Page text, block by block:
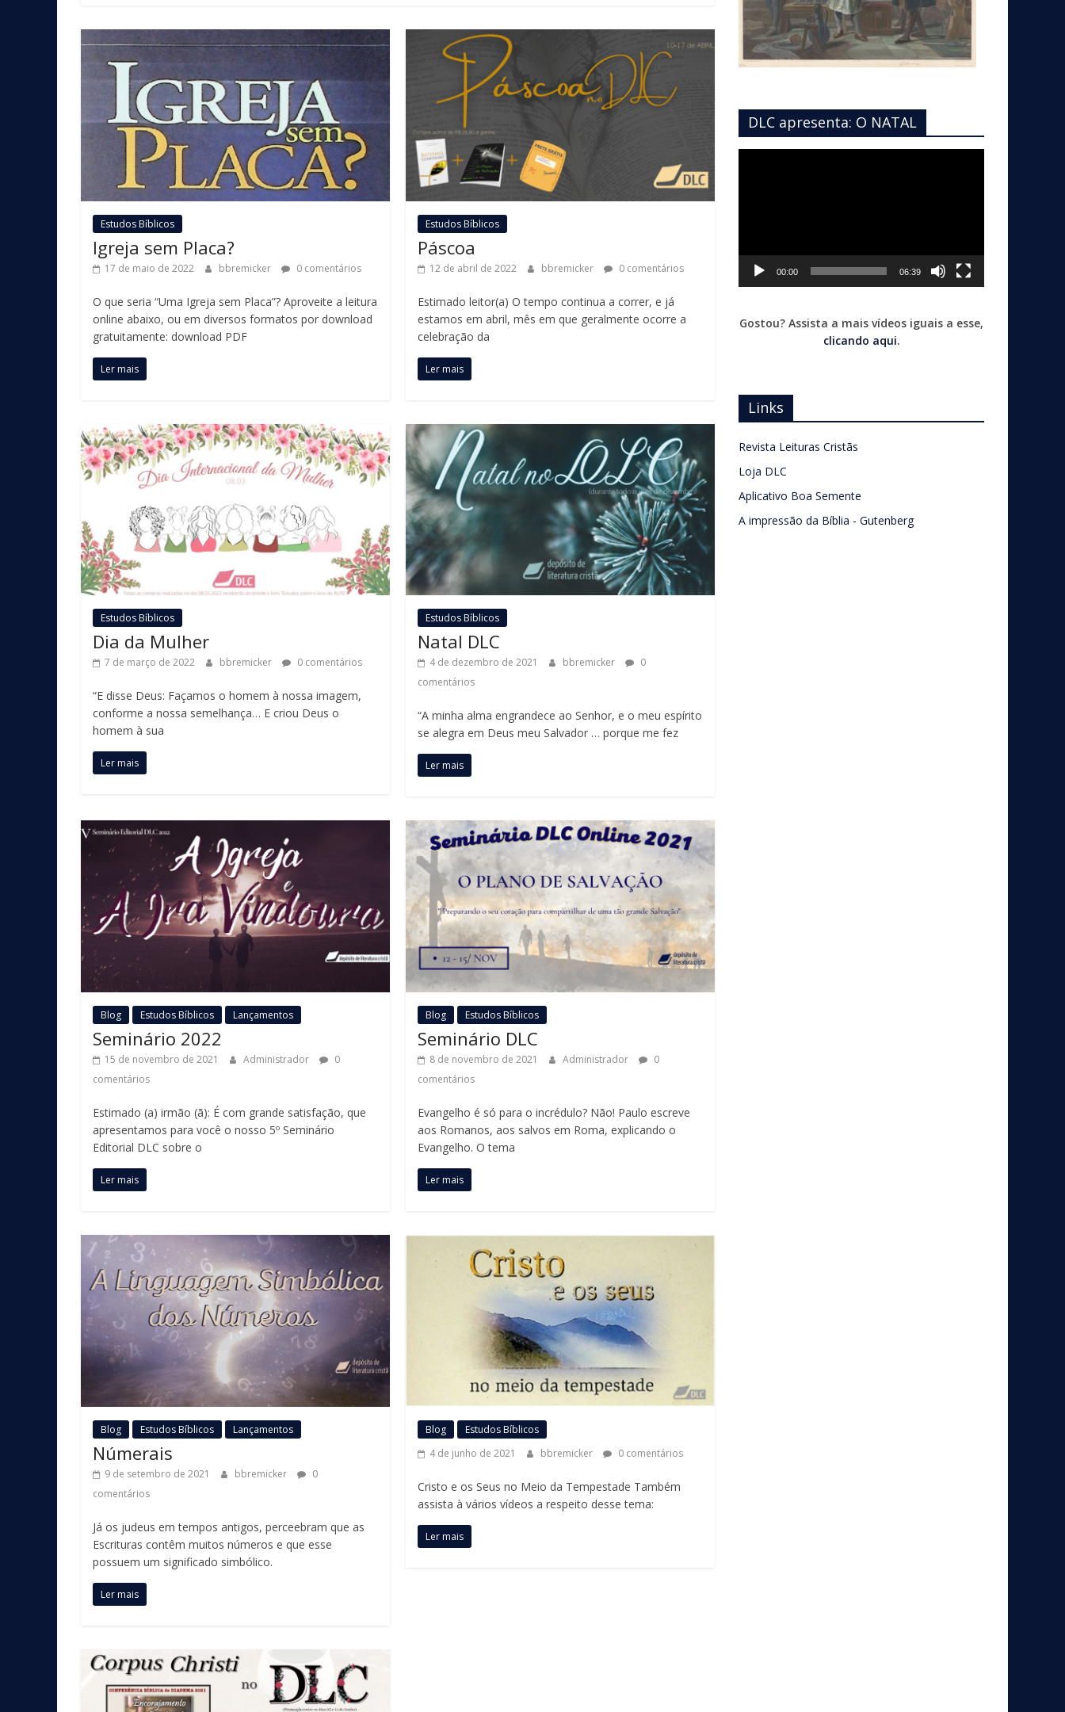
Estudos Bíblicos
Igreja sem Placa?
17 de maio de 2022 bbremicker 0 comentários
O que seria “Uma Igreja sem Placa”? Aproveite a leitura
online abaixo, ou em diversos formatos por download
gratuitamente: download PDF
Ler mais
Estudos Bíblicos
Páscoa
12 de abril de 2022 bbremicker 0 comentários
Estimado leitor(a) O tempo continua a correr, e já
estamos em abril, mês em que geralmente ocorre a
celebração da
Ler mais
Estudos Bíblicos
Dia da Mulher
7 de março de 2022 bbremicker 0 comentários
“E disse Deus: Façamos o homem à nossa imagem,
conforme a nossa semelhança… E criou Deus o
homem à sua
Ler mais
Estudos Bíblicos
Natal DLC
4 de dezembro de 2021 bbremicker
0
comentários
“A minha alma engrandece ao Senhor, e o meu espírito
se alegra em Deus meu Salvador … porque me fez
Ler mais
Blog Estudos Bíblicos Lançamentos
Seminário 2022
15 de novembro de 2021 Administrador
0
comentários
Estimado (a) irmão (ã): É com grande satisfação, que
apresentamos para você o nosso 5º Seminário
Editorial DLC sobre o
Ler mais
Blog Estudos Bíblicos
Seminário DLC
8 de novembro de 2021 Administrador
0
comentários
Evangelho é só para o incrédulo? Não! Paulo escreve
aos Romanos, aos salvos em Roma, explicando o
Evangelho. O tema
Ler mais
Blog Estudos Bíblicos Lançamentos
Númerais
9 de setembro de 2021 bbremicker
0
comentários
Já os judeus em tempos antigos, perceebram que as
Escrituras contêm muitos números e que esse
possuem um significado simbólico.
Ler mais
Blog
Estudos Bíblicos
4 de junho de 2021
bbremicker 0 comentários
Cristo e os Seus no Meio da Tempestade Também
assista à vários vídeos a respeito desse tema:
Ler mais
DLC apresenta: O NATAL
00:00 06:39
Gostou? Assista a mais vídeos iguais a esse,
clicando aqui.
Links
Revista Leituras Cristãs
Loja DLC
Aplicativo Boa Semente
A impressão da Bíblia - Gutenberg